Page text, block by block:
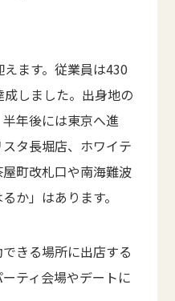
ます。従業員は430
しました。出身地の
年後には東京へ進
タ長堀店、ホワイテ
町改札口や南海難波
か」はあります。
きる場所に出店する
ティ会場やデートに